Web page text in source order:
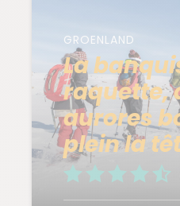
GROENLAND
La
raquette,
aurores
plein la